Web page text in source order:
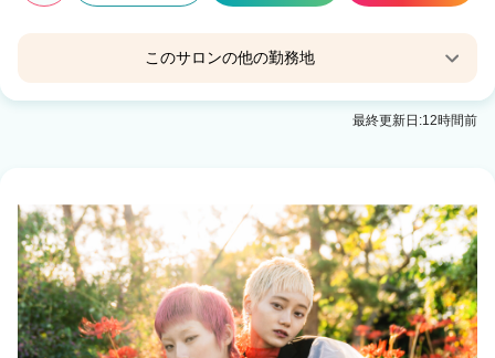
このサロンの他の勤務地
little 熊本 【リトルクマモト】
通町筋駅 徒歩1分
little 光の森【リトル ヒカリノモリ】
光の森駅 徒歩19分
最終更新日:12時間前